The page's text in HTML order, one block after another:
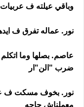
وباقي عيلته ف
نور. عماله تفرق ف
عاصم. بصلها وما
ضرب "الن"ار
نور. بخوف مسكت ف
معملناش حاجه